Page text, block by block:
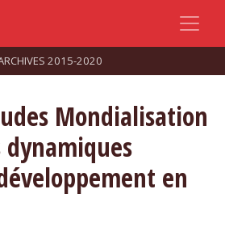
2015-2020
Mondialisation
en